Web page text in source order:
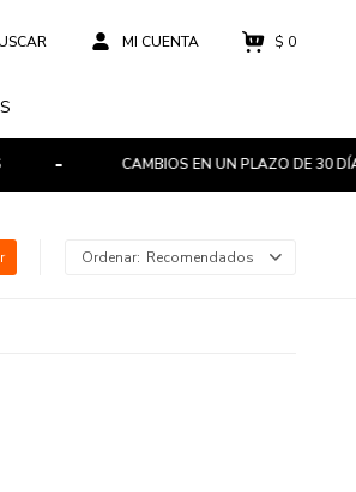
$ 0
CAMBIOS EN UN PLAZO DE 30 DÍAS
Recomendados